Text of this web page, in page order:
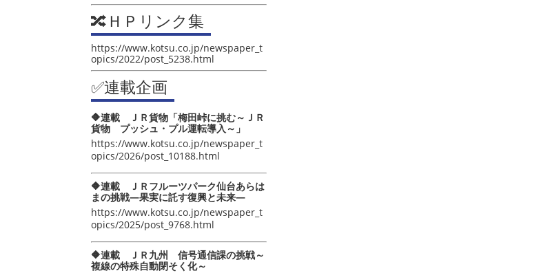
🔀ＨＰリンク集
https://www.kotsu.co.jp/newspaper_t
opics/2022/post_5238.html
✅連載企画
🔶連載 ＪＲ貨物「梅田峠に挑む～ＪＲ
貨物 プッシュ・プル運転導入～」
https://www.kotsu.co.jp/newspaper_t
opics/2026/post_10188.html
🔶連載 ＪＲフルーツパーク仙台あらは
まの挑戦―果実に託す復興と未来―
https://www.kotsu.co.jp/newspaper_t
opics/2025/post_9768.html
🔶連載 ＪＲ九州 信号通信課の挑戦～
複線の特殊自動閉そく化～